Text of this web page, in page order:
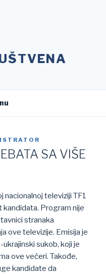
SA VIŠE
nacionalnoj televiziji TF1
kandidata. Program nije
stranaka
ove televizije. Emisija je
sukob, koji je
ove večeri. Takođe,
kandidate da